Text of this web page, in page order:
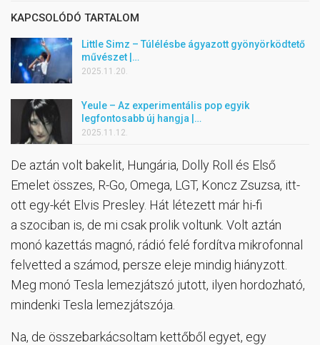
KAPCSOLÓDÓ TARTALOM
Little Simz – Túlélésbe ágyazott gyönyörködtető
művészet |…
2025.11.20.
Yeule – Az experimentális pop egyik
legfontosabb új hangja |…
2025.11.12.
De aztán volt bakelit, Hungária, Dolly Roll és Első
Emelet összes, R-Go, Omega, LGT, Koncz Zsuzsa, itt-
ott egy-két Elvis Presley. Hát létezett már hi-fi
a szociban is, de mi csak prolik voltunk. Volt aztán
monó kazettás magnó, rádió felé fordítva mikrofonnal
felvetted a számod, persze eleje mindig hiányzott.
Meg monó Tesla lemezjátszó jutott, ilyen hordozható,
mindenki Tesla lemezjátszója.
Na, de összebarkácsoltam kettőből egyet, egy